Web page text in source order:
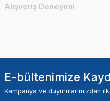
Alışveriş Deneyimi
E-bültenimize
Kampanya ve duyurularımızdan